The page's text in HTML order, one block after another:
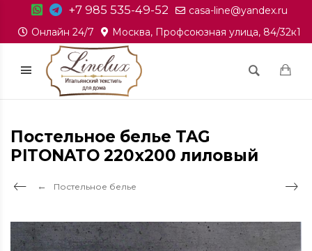
+7 985 535-49-52
casa-line@yandex.ru
Онлайн 24/7
Москва, Профсоюзная улица, 84/32к1
Постельное белье TAG
PITONATO 220x200 лиловый
Постельное белье